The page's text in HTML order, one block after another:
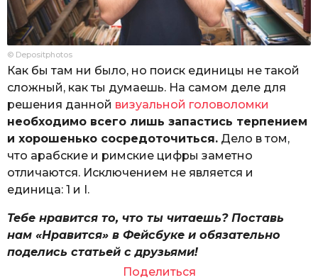
© Depositphotos
Как бы там ни было, но поиск единицы не такой
сложный, как ты думаешь. На самом деле для
решения данной визуальной головоломки
необходимо всего лишь запастись терпением
и хорошенько сосредоточиться. Дело в том,
что арабские и римские цифры заметно
отличаются. Исключением не является и
единица: 1 и I.
Тебе нравится то, что ты читаешь? Поставь
нам «Нравится» в Фейсбуке и обязательно
поделись статьей с друзьями!
Поделиться